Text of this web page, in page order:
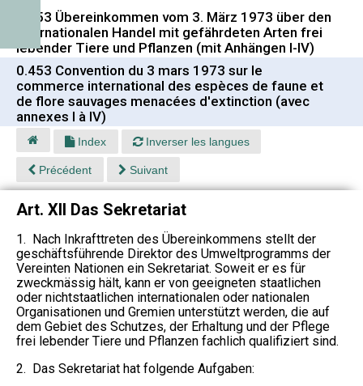
0.453 Übereinkommen vom 3. März 1973 über den
internationalen Handel mit gefährdeten Arten frei
lebender Tiere und Pflanzen (mit Anhängen I-IV)
0.453 Convention du 3 mars 1973 sur le
commerce international des espèces de faune et
de flore sauvages menacées d'extinction (avec
annexes I à IV)
Index Inverser les langues
Précédent Suivant
Art. XII Das Sekretariat
1. Nach Inkrafttreten des Übereinkommens stellt der
geschäftsführende Direktor des Umweltprogramms der
Vereinten Nationen ein Sekretariat. Soweit er es für
zweckmässig hält, kann er von geeigneten staatlichen
oder nichtstaatlichen internationalen oder nationalen
Organisationen und Gremien unterstützt werden, die auf
dem Gebiet des Schutzes, der Erhaltung und der Pflege
frei lebender Tiere und Pflanzen fachlich qualifiziert sind.
2. Das Sekretariat hat folgende Aufgaben: